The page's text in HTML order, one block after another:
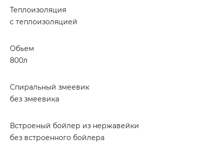
Теплоизоляция
с теплоизоляцией
Обьем
800л
Спиральный змеевик
без змеевика
Встроеный бойлер из нержавейки
без встроенного бойлера